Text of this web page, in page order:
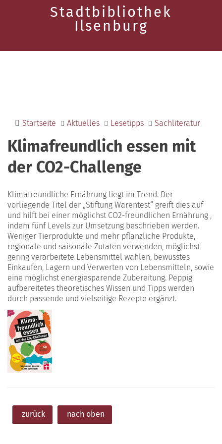
Stadtbibliothek
Ilsenburg
Startseite Aktuelles Lesetipps Sachliteratur
Klimafreundlich essen mit
der CO2-Challenge
Klimafreundliche Ernährung liegt im Trend. Der
vorliegende Titel der „Stiftung Warentest“ greift dies auf
und hilft bei einer möglichst CO2-freundlichen Ernährung ,
indem fünf Levels zur Umsetzung beschrieben werden.
Weniger Tierprodukte und mehr pflanzliche Produkte,
regionale und saisonale Zutaten verwenden, möglichst
gering verarbeitete Lebensmittel wählen, bewusstes
Einkaufen, Lagern und Verwerten von Lebensmitteln, sowie
eine möglichst energiesparende Zubereitung. Peppig
aufbereitetes theoretisches Wissen und Tipps werden
durch passende und vielseitige Rezepte ergänzt.
zurück nach oben